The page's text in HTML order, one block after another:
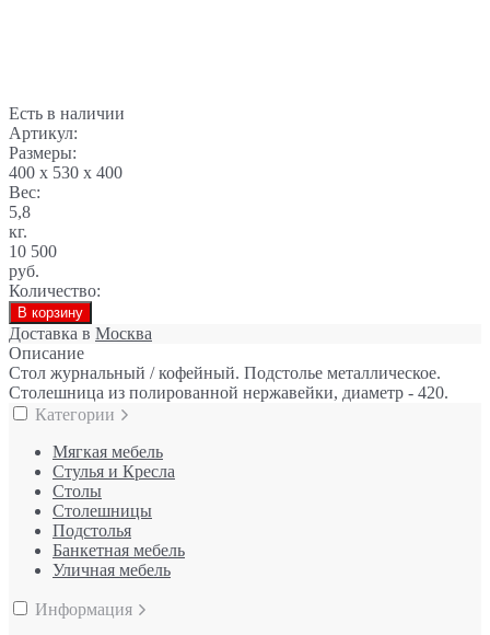
Есть в наличии
Артикул:
Размеры:
400 x 530 x 400
Вес:
5,8
кг.
10 500
руб.
Количество:
В корзину
Доставка в Москва
Описание
Стол журнальный / кофейный. Подстолье металлическое.
Столешница из полированной нержавейки, диаметр - 420.
Категории
Мягкая мебель
Стулья и Кресла
Столы
Столешницы
Подстолья
Банкетная мебель
Уличная мебель
Информация